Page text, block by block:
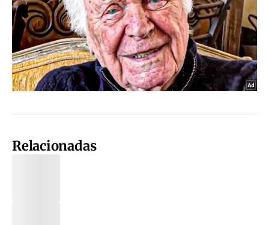
Relacionadas